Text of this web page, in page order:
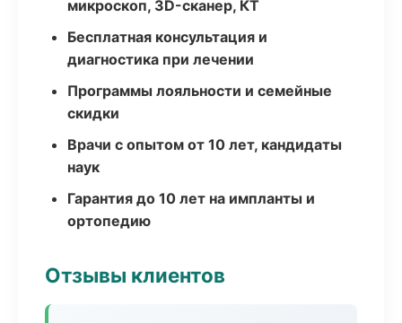
микроскоп, 3D-сканер, КТ
Бесплатная консультация и
диагностика при лечении
Программы лояльности и семейные
скидки
Врачи с опытом от 10 лет, кандидаты
наук
Гарантия до 10 лет на импланты и
ортопедию
Отзывы клиентов